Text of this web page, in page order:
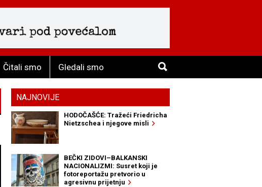
Čitali smo Gledali smo
NAJNOVIJE
HODOČAŠĆE: Tražeći Friedricha
Nietzschea i njegove misli
BEČKI ZIDOVI–BALKANSKI
NACIONALIZMI: Susret koji je
fotoreportažu pretvorio u
agresivnu prijetnju